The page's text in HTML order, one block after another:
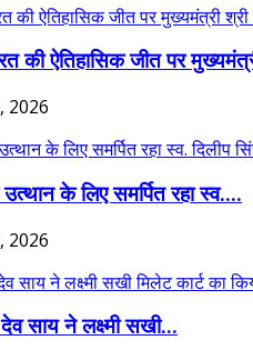
की ऐतिहासिक जीत पर
2026
के लिए समर्पित रहा स्व....
2026
साय ने लक्ष्मी सखी...